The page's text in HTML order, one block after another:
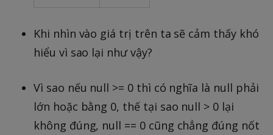
Khi nhìn vào giá trị trên ta sẽ cảm thấy khó
hiểu vì sao lại như vậy?
Vì sao nếu null >= 0 thì có nghĩa là null phải
lớn hoặc bằng 0, thế tại sao null > 0 lại
không đúng, null == 0 cũng chẳng đúng nốt